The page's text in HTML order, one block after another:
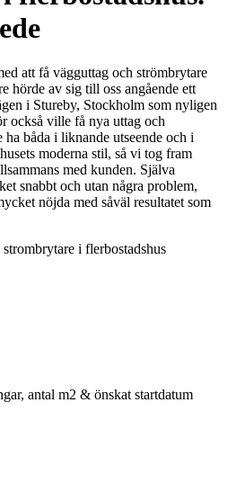
att få vägguttag och strömbrytare
hörde av sig till oss angående ett
i Stureby, Stockholm som nyligen
också ville få nya uttag och
båda i liknande utseende och i
moderna stil, så vi tog fram
med kunden. Själva
snabbt och utan några problem,
nöjda med såväl resultatet som
antal m2 & önskat startdatum